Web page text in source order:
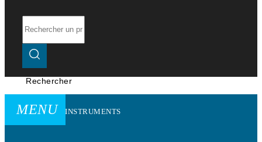
Rechercher
MENU INSTRUMENTS